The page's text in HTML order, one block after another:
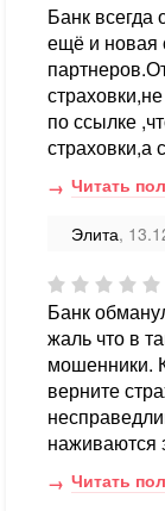
Банк всегда
ещё и новая
по ссылке
страховки,а
Читать
Элита,
Банк
жаль что в
мошенники.
верните
наживаются
Читать